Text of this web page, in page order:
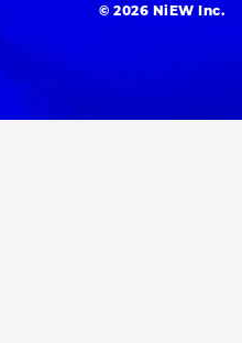
© 2026 NiEW Inc.